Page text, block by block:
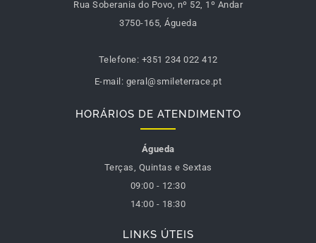
Rua Soberania do Povo, nº 52, 1º Andar
3750-165, Águeda
Telefone: +351 234 022 412
E-mail: geral@smileterrace.pt
HORÁRIOS DE ATENDIMENTO
Águeda
Terças, Quintas e Sextas
09:00 - 12:30
14:00 - 18:30
LINKS ÚTEIS